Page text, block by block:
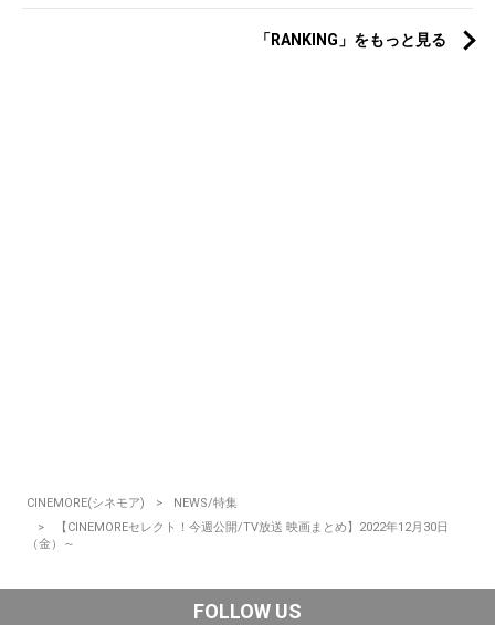
「RANKING」をもっと見る
CINEMORE(シネモア)
NEWS/特集
【CINEMOREセレクト！今週公開/TV放送 映画まとめ】2022年12月30日
（金）～
FOLLOW US